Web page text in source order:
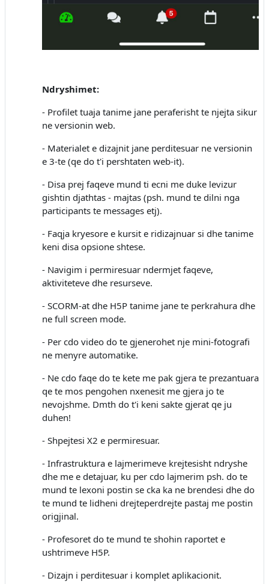
Ndryshimet:
- Profilet tuaja tanime jane peraferisht te njejta sikur
ne versionin web.
- Materialet e dizajnit jane perditesuar ne versionin
e 3-te (qe do t'i pershtaten web-it).
- Disa prej faqeve mund ti ecni me duke levizur
gishtin djathtas - majtas (psh. mund te dilni nga
participants te messages etj).
- Faqja kryesore e kursit e ridizajnuar si dhe tanime
keni disa opsione shtese.
- Navigim i permiresuar ndermjet faqeve,
aktiviteteve dhe resurseve.
- SCORM-at dhe H5P tanime jane te perkrahura dhe
ne full screen mode.
- Per cdo video do te gjenerohet nje mini-fotografi
ne menyre automatike.
- Ne cdo faqe do te kete me pak gjera te prezantuara
qe te mos pengohen nxenesit me gjera jo te
nevojshme. Dmth do t'i keni sakte gjerat qe ju
duhen!
- Shpejtesi X2 e permiresuar.
- Infrastruktura e lajmerimeve krejtesisht ndryshe
dhe me e detajuar, ku per cdo lajmerim psh. do te
mund te lexoni postin se cka ka ne brendesi dhe do
te mund te lidheni drejteperdrejte pastaj me postin
origjinal.
- Profesoret do te mund te shohin raportet e
ushtrimeve H5P.
- Dizajn i perditesuar i komplet aplikacionit.